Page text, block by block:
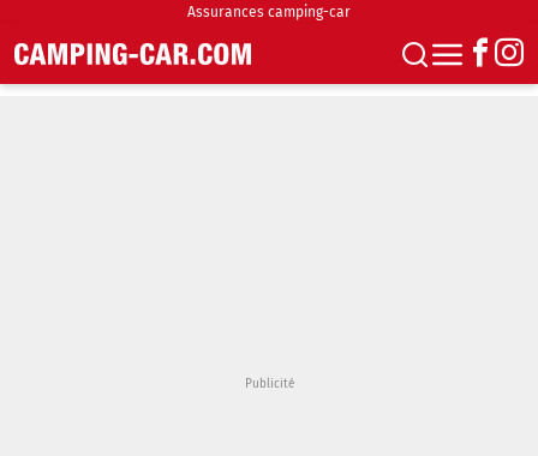
Assurances camping-car